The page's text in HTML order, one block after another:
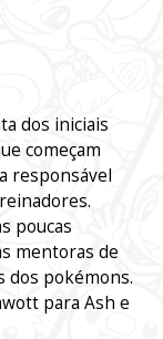
dos iniciais
começam
responsável
poucas
mentoras de
dos pokémons.
para Ash e